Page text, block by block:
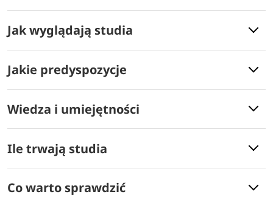
Jak wyglądają studia
Jakie predyspozycje
Wiedza i umiejętności
Ile trwają studia
Co warto sprawdzić